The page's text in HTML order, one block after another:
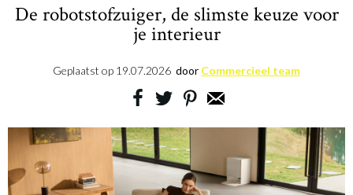
De robotstofzuiger, de slimste keuze voor
je interieur
Geplaatst op 19.07.2026 door Commercieel team